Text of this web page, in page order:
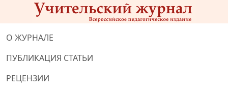
О ЖУРНАЛЕ
ПУБЛИКАЦИЯ СТАТЬИ
РЕЦЕНЗИИ